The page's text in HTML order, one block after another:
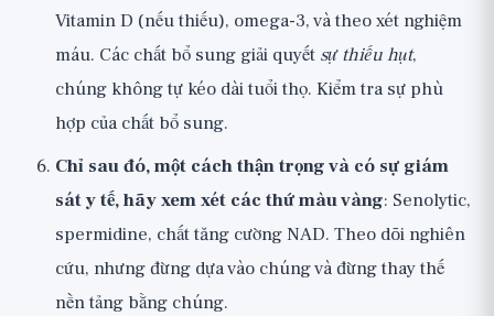
Vitamin D (nếu thiếu), omega-3, và theo xét nghiệm
máu. Các chất bổ sung giải quyết sự thiếu hụt,
chúng không tự kéo dài tuổi thọ. Kiểm tra sự phù
hợp của chất bổ sung.
Chỉ sau đó, một cách thận trọng và có sự giám
sát y tế, hãy xem xét các thứ màu vàng: Senolytic,
spermidine, chất tăng cường NAD. Theo dõi nghiên
cứu, nhưng đừng dựa vào chúng và đừng thay thế
nền tảng bằng chúng.